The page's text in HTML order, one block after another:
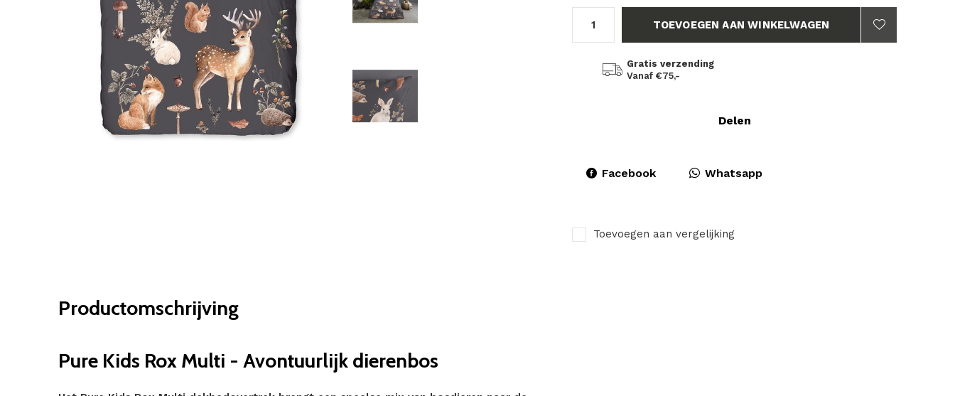
TOEVOEGEN AAN WINKELWAGEN
Gratis verzending
Vanaf €75,-
Delen
Facebook Whatsapp
Toevoegen aan vergelijking
Productomschrijving
Pure Kids Rox Multi - Avontuurlijk dierenbos